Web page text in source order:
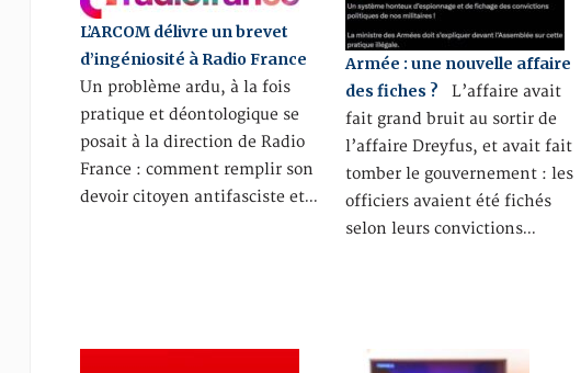
L’ARCOM délivre un brevet
d’ingéniosité à Radio France
Un problème ardu, à la fois
pratique et déontologique se
posait à la direction de Radio
France : comment remplir son
devoir citoyen antifasciste et…
Armée : une nouvelle affaire
des fiches ? L’affaire avait
fait grand bruit au sortir de
l’affaire Dreyfus, et avait fait
tomber le gouvernement : les
officiers avaient été fichés
selon leurs convictions…